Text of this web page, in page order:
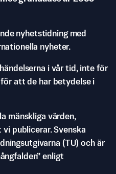
nyhetstidning med
nyheter.
i vår tid, inte för
att de har betydelse i
mänskliga värden,
publicerar. Svenska
(TU) och är
enligt